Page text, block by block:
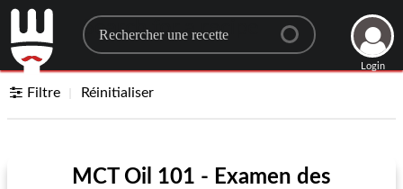
Search for a recipe
Login
Filtre Réinitialiser
MCT Oil 101 - Examen des